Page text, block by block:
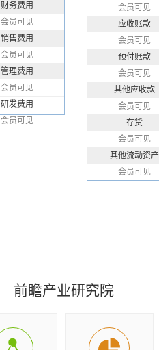
财务费用
会员可见
销售费用
会员可见
管理费用
会员可见
研发费用
会员可见
会员可见
应收账款
会员可见
预付账款
会员可见
其他应收款
会员可见
存货
会员可见
其他流动资产
会员可见
前瞻产业研究院